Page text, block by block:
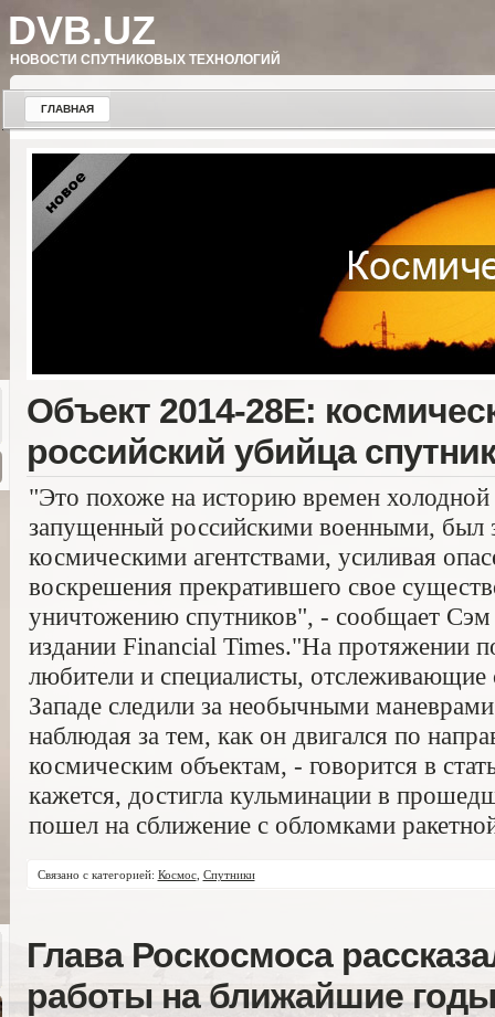
DVB.UZ
НОВОСТИ СПУТНИКОВЫХ ТЕХНОЛОГИЙ
ГЛАВНАЯ
Объект 2014-28Е:
российский убийца
"Это похоже на историю времен
запущенный российскими военными, был
космическими агентствами, усиливая
воскрешения прекратившего свое
уничтожению спутников", - сообщает
издании Financial Times."На протяжении
любители и специалисты, отслеживающие
Западе следили за необычными
наблюдая за тем, как он двигался по
космическим объектам, - говорится в
кажется, достигла кульминации в
пошел на сближение с обломками
Связано с категорией: Космос, Спутники
Глава Роскосмоса
работы на ближайшие годы